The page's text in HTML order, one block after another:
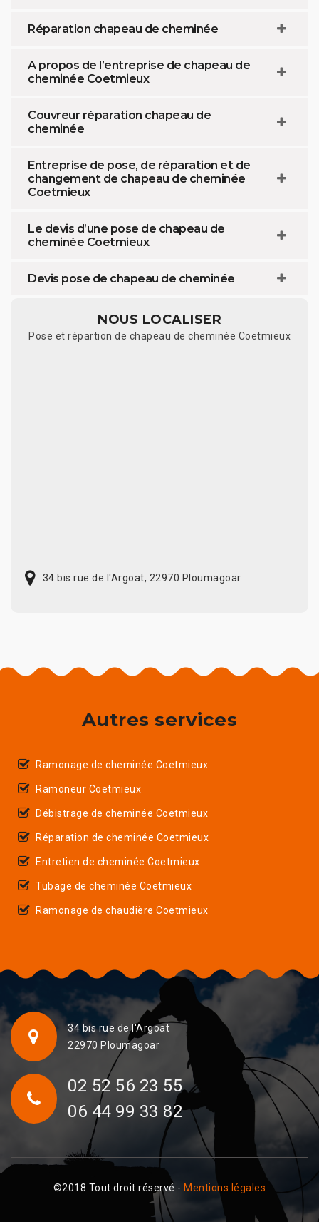
Réparation chapeau de cheminée
A propos de l’entreprise de chapeau de
cheminée Coetmieux
Couvreur réparation chapeau de
cheminée
Entreprise de pose, de réparation et de
changement de chapeau de cheminée
Coetmieux
Le devis d’une pose de chapeau de
cheminée Coetmieux
Devis pose de chapeau de cheminée
NOUS LOCALISER
Pose et répartion de chapeau de cheminée Coetmieux
34 bis rue de l'Argoat, 22970 Ploumagoar
Autres services
Ramonage de cheminée Coetmieux
Ramoneur Coetmieux
Débistrage de cheminée Coetmieux
Réparation de cheminée Coetmieux
Entretien de cheminée Coetmieux
Tubage de cheminée Coetmieux
Ramonage de chaudière Coetmieux
34 bis rue de l'Argoat
22970 Ploumagoar
02 52 56 23 55
06 44 99 33 82
©2018 Tout droit réservé - Mentions légales